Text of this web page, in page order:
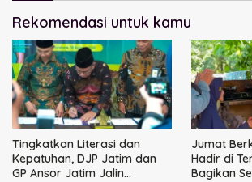
Rekomendasi untuk kamu
Tingkatkan Literasi dan
Kepatuhan, DJP Jatim dan
GP Ansor Jatim Jalin
Jumat
Hadir di
Bagikan